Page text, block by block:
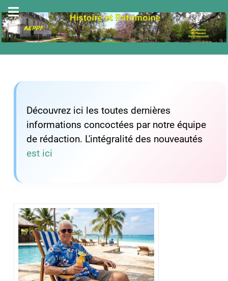
Découvrez ici les toutes dernières
informations concoctées par notre équipe
de rédaction. L'intégralité des nouveautés
est ici